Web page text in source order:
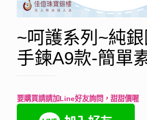
~呵護系列~純
手鍊A9款-簡單
要購買請請加Line好友詢問，甜甜價喔